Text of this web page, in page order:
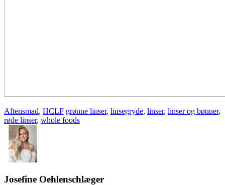
Aftensmad, HCLF grønne linser, linsegryde, linser, linser og bønner,
røde linser, whole foods
Josefine Oehlenschlæger